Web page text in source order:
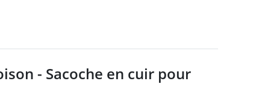
- Sacoche en cuir pour